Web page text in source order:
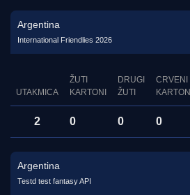
Argentina
International Friendlies 2026
UTAKMICA
ŽUTI
KARTONI
DRUGI
ŽUTI
CRVENI
KARTON
2 0 0 0
Argentina
Testd test fantasy API